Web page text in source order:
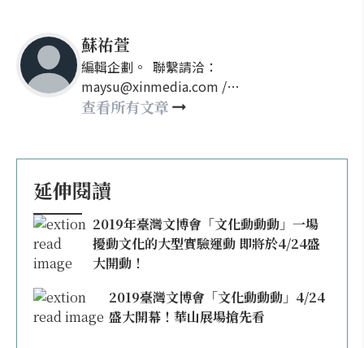
蘇祐萱
編輯企劃。 聯繫請洽：
maysu@xinmedia.com /
may860527@gmail.com
查看所有文章
延伸閱讀
2019年臺灣文博會「文化動動動」一場
擾動文化的大型實驗運動 即將於4/24盛
大開動！
2019臺灣文博會「文化動動動」4/24
盛大開幕！華山展場搶先看